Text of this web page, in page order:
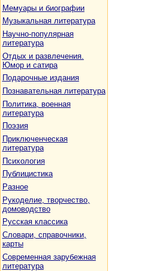
Мемуары и биографии
Музыкальная литература
Научно-популярная
литература
Отдых и развлечения.
Юмор и сатира
Подарочные издания
Познавательная литература
Политика, военная
литература
Поэзия
Приключенческая
литература
Психология
Публицистика
Разное
Рукоделие, творчество,
домоводство
Русская классика
Словари, справочники,
карты
Современная зарубежная
литература